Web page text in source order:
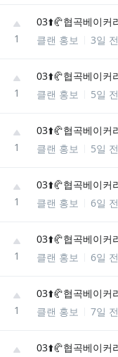
1
클랜 홍보
3일 전
1
클랜 홍보
5일 전
1
클랜 홍보
5일 전
1
클랜 홍보
6일 전
1
클랜 홍보
6일 전
1
클랜 홍보
7일 전